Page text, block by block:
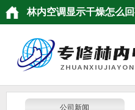
林内空调显示干燥怎么
公司新闻